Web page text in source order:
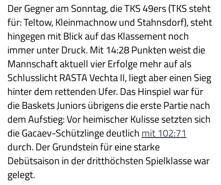
Der Gegner am Sonntag, die TKS 49ers (TKS steht
für: Teltow, Kleinmachnow und Stahnsdorf), steht
hingegen mit Blick auf das Klassement noch
immer unter Druck. Mit 14:28 Punkten weist die
Mannschaft aktuell vier Erfolge mehr auf als
Schlusslicht RASTA Vechta II, liegt aber einen Sieg
hinter dem rettenden Ufer. Das Hinspiel war für
die Baskets Juniors übrigens die erste Partie nach
dem Aufstieg: Vor heimischer Kulisse setzten sich
die Gacaev-Schützlinge deutlichmit 102:71
durch. Der Grundstein für eine starke
Debütsaison in der dritthöchsten Spielklasse war
gelegt.